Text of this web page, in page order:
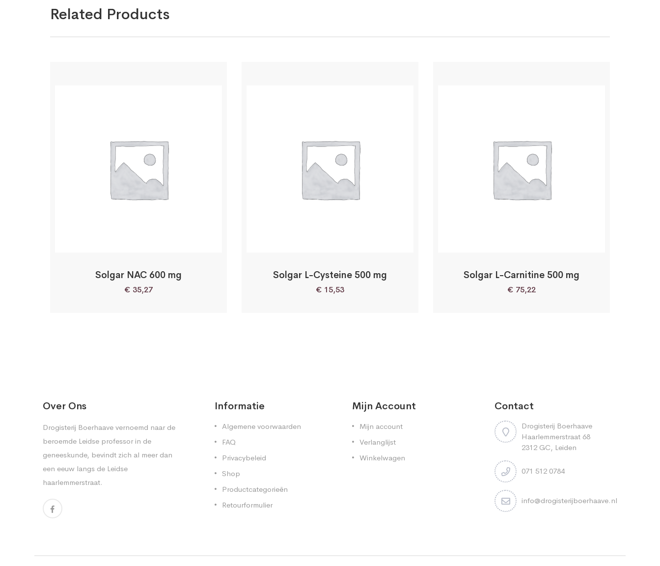
Related Products
Solgar NAC 600 mg
€ 35,27
Solgar L-Cysteine 500 mg
€ 15,53
Solgar L-Carnitine 500 mg
€ 75,22
Over Ons
Drogisterij Boerhaave vernoemd naar de
beroemde Leidse professor in de
geneeskunde, bevindt zich al meer dan
een eeuw langs de Leidse
haarlemmerstraat.
Informatie
Algemene voorwaarden
FAQ
Privacybeleid
Shop
Productcategorieën
Retourformulier
Mijn Account
Mijn account
Verlanglijst
Winkelwagen
Contact
Drogisterij Boerhaave
Haarlemmerstraat 68
2312 GC, Leiden
071 512 0784
info@drogisterijboerhaave.nl